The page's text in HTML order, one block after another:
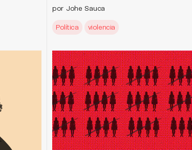
por Johe Sauca
Política violencia